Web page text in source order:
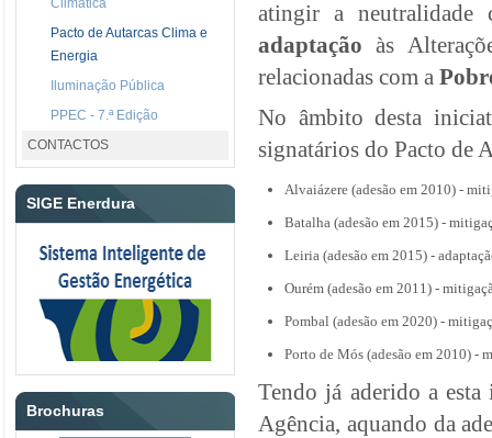
Climática
Pacto de Autarcas Clima e
Energia
Iluminação Pública
PPEC - 7.ª Edição
CONTACTOS
SIGE Enerdura
Brochuras
atingir a
adaptação às
relacionadas com a
No âmbito desta
signatários do Pacto de
Alvaiázere (adesão em 2010) -
Batalha (adesão em 2015) -
Leiria (adesão em 2015) -
Ourém (adesão em 2011) -
Pombal (adesão em 2020) -
Porto de Mós (adesão em 2010) -
Tendo já aderido a
Agência, aquando da